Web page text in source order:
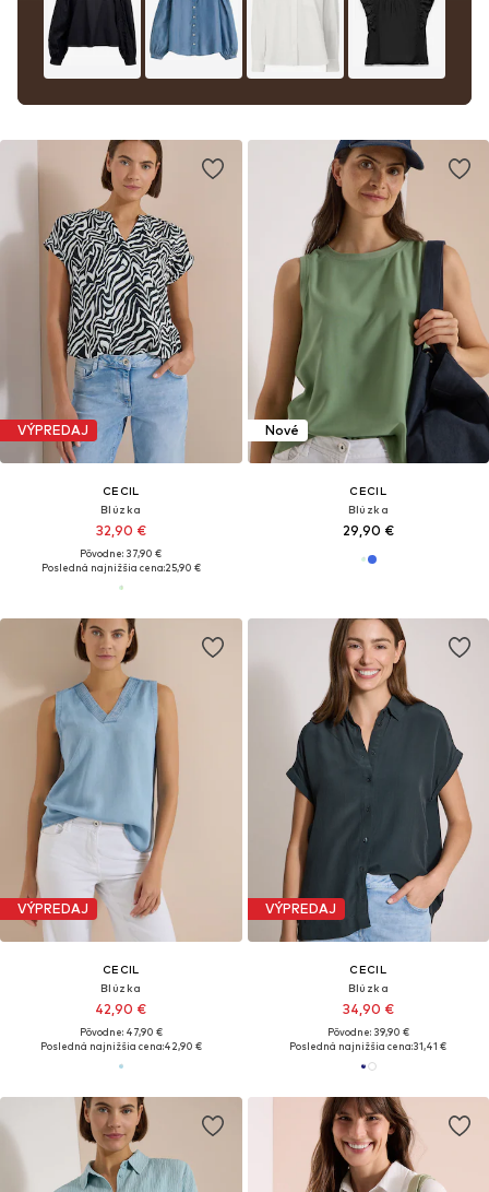
VÝPREDAJ
CECIL
Blúzka
32,90 €
Pôvodne: 37,90 €
Posledná najnižšia cena:25,90 €
Nové
CECIL
Blúzka
29,90 €
VÝPREDAJ
CECIL
Blúzka
42,90 €
Pôvodne: 47,90 €
Posledná najnižšia cena:42,90 €
VÝPREDAJ
CECIL
Blúzka
34,90 €
Pôvodne: 39,90 €
Posledná najnižšia cena:31,41 €